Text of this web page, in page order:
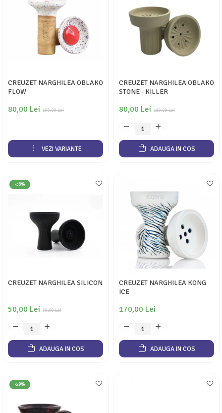
CREUZET NARGHILEA OBLAKO
FLOW
180,00 Lei
80,00 Lei
VEZI VARIANTE
CREUZET NARGHILEA OBLAKO
STONE - KILLER
110,00 Lei
80,00 Lei
ADAUGA IN COS
-38%
CREUZET NARGHILEA SILICON
80,00 Lei
50,00 Lei
ADAUGA IN COS
CREUZET NARGHILEA KONG
ICE
170,00 Lei
ADAUGA IN COS
-29%